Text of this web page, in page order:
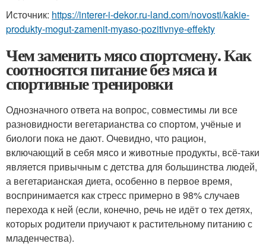
Источник: https://interer-i-dekor.ru-land.com/novosti/kakie-
produkty-mogut-zamenit-myaso-pozitivnye-effekty
Чем заменить мясо спортсмену. Как
соотносятся питание без мяса и
спортивные тренировки
Однозначного ответа на вопрос, совместимы ли все
разновидности вегетарианства со спортом, учёные и
биологи пока не дают. Очевидно, что рацион,
включающий в себя мясо и животные продукты, всё-таки
является привычным с детства для большинства людей,
а вегетарианская диета, особенно в первое время,
воспринимается как стресс примерно в 98% случаев
перехода к ней (если, конечно, речь не идёт о тех детях,
которых родители приучают к растительному питанию с
младенчества).